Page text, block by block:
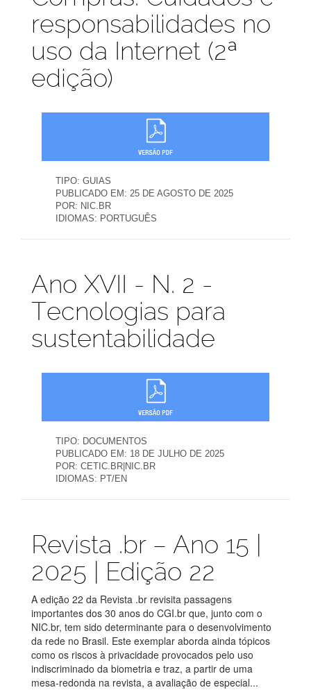
responsabilidades no
uso da Internet (2ª
edição)
TIPO: GUIAS
PUBLICADO EM: 25 DE AGOSTO DE 2025
POR: NIC.BR
IDIOMAS: PORTUGUÊS
Publicações
Ano XVII - N. 2 -
Tecnologias para
sustentabilidade
TIPO: DOCUMENTOS
PUBLICADO EM: 18 DE JULHO DE 2025
POR: CETIC.BR|NIC.BR
IDIOMAS: PT/EN
Publicações
Revista .br – Ano 15 |
2025 | Edição 22
A edição 22 da Revista .br revisita passagens
importantes dos 30 anos do CGI.br que, junto com o
NIC.br, tem sido determinante para o desenvolvimento
da rede no Brasil. Este exemplar aborda ainda tópicos
como os riscos à privacidade provocados pelo uso
indiscriminado da biometria e traz, a partir de uma
mesa-redonda na revista, a avaliação de especial...